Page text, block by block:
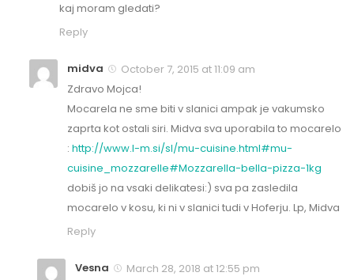
kaj moram gledati?
Reply
midva
October 7, 2015 at 11:09 am
Zdravo Mojca!
Mocarela ne sme biti v slanici ampak je vakumsko
zaprta kot ostali siri. Midva sva uporabila to mocarelo
: http://www.l-m.si/sl/mu-cuisine.html#mu-
cuisine_mozzarelle#Mozzarella-bella-pizza-1kg
dobiš jo na vsaki delikatesi:) sva pa zasledila
mocarelo v kosu, ki ni v slanici tudi v Hoferju. Lp, Midva
Reply
Vesna
March 28, 2018 at 12:55 pm